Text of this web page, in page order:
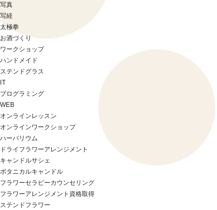
写真
写経
太極拳
お酒づくり
ワークショップ
ハンドメイド
ステンドグラス
IT
プログラミング
WEB
オンラインレッスン
オンラインワークショップ
ハーバリウム
ドライフラワーアレンジメント
キャンドルサシェ
ボタニカルキャンドル
フラワーセラピーカウンセリング
フラワーアレンジメント資格取得
ステンドフラワー